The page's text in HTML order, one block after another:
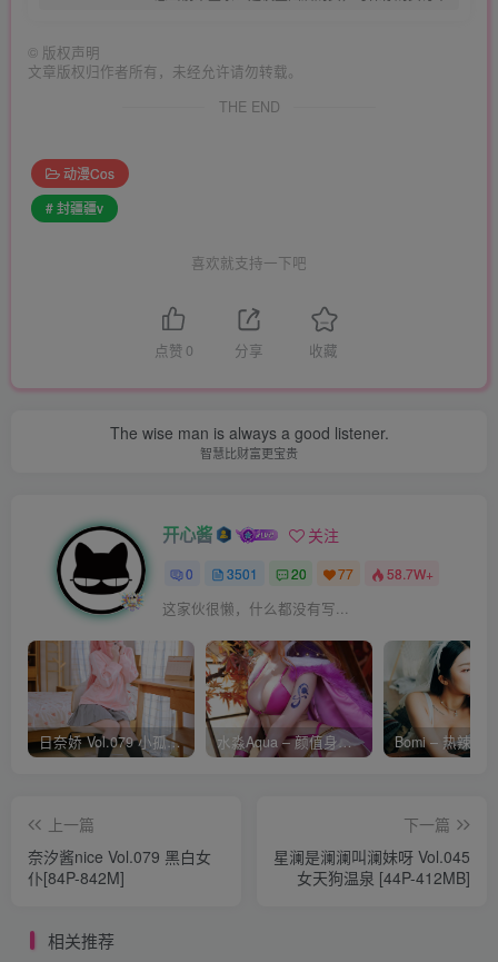
© 版权声明
文章版权归作者所有，未经允许请勿转载。
THE END
动漫Cos
# 封疆疆v
喜欢就支持一下吧
点赞 0 分享 收藏
The wise man is always a good listener.
智慧比财富更宝贵
开心酱 关注
0 3501 20 77 58.7W+
这家伙很懒，什么都没有写...
日奈娇 Vol.079 小孤独 [134P-1.84GB] 水淼Aqua – 颜值身材双在线 火爆日本 Cos写真作品合集
上一篇
奈汐酱nice Vol.079 黑白女
仆[84P-842M]
下一篇
星澜是澜澜叫澜妹呀 Vol.045
女天狗温泉 [44P-412MB]
相关推荐